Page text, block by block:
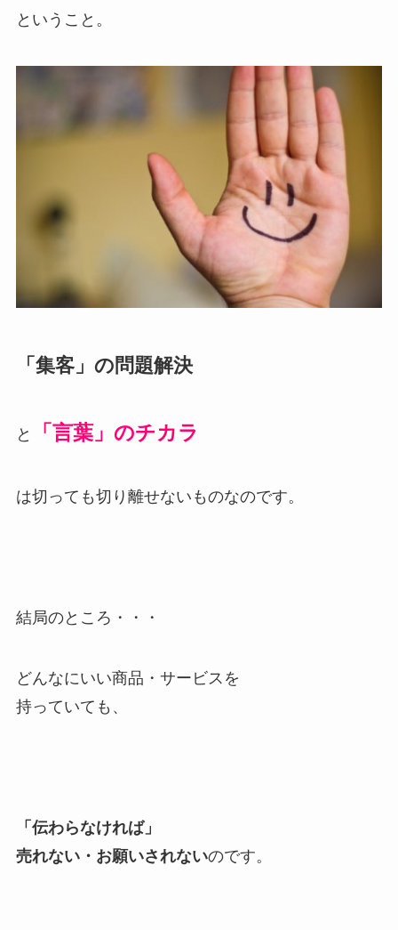
ということ。
「集客」の問題解決
と 「言葉」のチカラ
は切っても切り離せないものなのです。
結局のところ・・・
どんなにいい商品・サービスを
持っていても、
「伝わらなければ」
売れない・お願いされないのです。